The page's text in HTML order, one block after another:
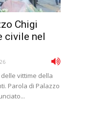
Chigi
civile nel
vittime della
Parola di Palazzo